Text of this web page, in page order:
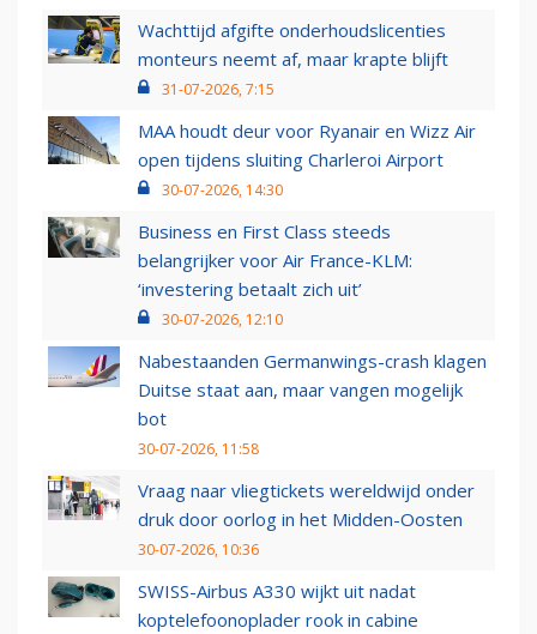
Wachttijd afgifte onderhoudslicenties
monteurs neemt af, maar krapte blijft
31-07-2026, 7:15
MAA houdt deur voor Ryanair en Wizz Air
open tijdens sluiting Charleroi Airport
30-07-2026, 14:30
Business en First Class steeds
belangrijker voor Air France-KLM:
‘investering betaalt zich uit’
30-07-2026, 12:10
Nabestaanden Germanwings-crash klagen
Duitse staat aan, maar vangen mogelijk
bot
30-07-2026, 11:58
Vraag naar vliegtickets wereldwijd onder
druk door oorlog in het Midden-Oosten
30-07-2026, 10:36
SWISS-Airbus A330 wijkt uit nadat
koptelefoonoplader rook in cabine